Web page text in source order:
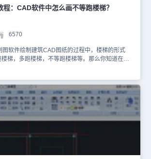
梯段结束点P6；起点<退出>: 回车结束绘制。按
辰CAD建筑软件中多跑楼梯对话框控件说明，
~
后找到并依次点击建筑设计→楼梯其他→多跑楼梯
令后，显示下图所示的默认的折叠对话框。单击
就可以完成CAD制图软件要求的多跑楼梯绘制，
CAD制图初学入门还有详细介绍，上面主要介绍
。以上建筑CAD制图教程就是小编给大家整理的
辰CAD建筑软件中绘制多跑楼梯的操作技巧，
程：CAD软件中怎么画不等跑楼梯？
6570
图软件绘制建筑CAD图纸的过程中，楼梯的形式
梯，多跑楼梯，不等跑楼梯等。那么你知道在浩
件中绘制不等跑楼梯的相关建筑CAD制图教程
教程：绘制不等跑楼梯浩辰CAD建筑软件中默认
计，下面具体介绍不等跑，顾名思义第一跑踏步
层楼梯的情况特殊，此时第一跑的部分梯段应被顶
用拖动楼板一侧的“改扶手伸出距离”夹点提供遮
扶手拖动到梯段内，即可遮挡部分梯段。这样根
实例如下图所示，常常楼板开洞范围较小，拖
，可改变楼板线位置隐藏被楼板遮挡的部分梯
的结果。以上就是正版CAD制图软件——浩辰